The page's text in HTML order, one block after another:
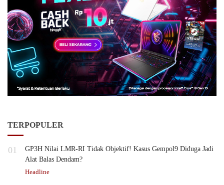
TERPOPULER
01
GP3H Nilai LMR-RI Tidak Objektif! Kasus Gempol9 Diduga Jadi
Alat Balas Dendam?
Headline